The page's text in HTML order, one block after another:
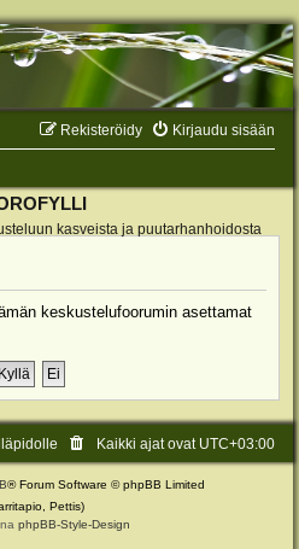
Kirjaudu sisään
Rekisteröidy
kasveista ja puutarhanhoidosta
keskustelufoorumin asettamat
Kaikki ajat ovat UTC+03:00
® Forum Software © phpBB Limited
Pettis)
phpBB-Style-Design